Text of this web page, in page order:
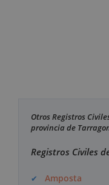
Otros Registros
provincia de
Registros Civiles
Amposta